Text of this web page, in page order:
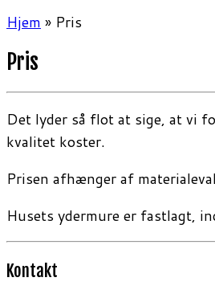
Hjem » Pris
Pris
Det lyder så flot at sige, at vi
kvalitet koster.
Prisen afhænger af
Husets ydermure er fastlagt,
Kontakt